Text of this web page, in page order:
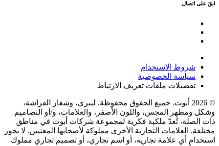
ابقَ على اتصال
شروط الاستخدام
سياسة الخصوصية
تفضيلات ملفات تعريف الارتباط
© 2026 أبوت. جميع الحقوق محفوظة. ليبري، وشعار الفراشة،
وشكل ومظهر المجس، واللون الأصفر، والعلامات، و/أو التصاميم
ذات الصلة، تُعدّ ملكية فكرية لمجموعة شركات أبوت في مناطق
مختلفة. العلامات التجارية الأخرى مملوكة لأصحابها المعنيين. لا يجوز
استخدام أي علامة تجارية، أو اسم تجاري، أو تصميم تجاري مملوك